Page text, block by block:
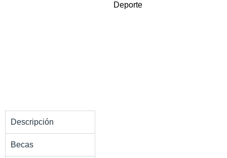
Deporte
Descripción
Becas